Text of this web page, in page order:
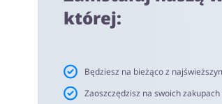
netto. Rekomendujemy
oferujących kody rabatowe lub
Czas akceptacji cashback:
Średni czas akceptacji Cashback w
której:
Będziesz na bieżąco z
Zaoszczędzisz na swoich